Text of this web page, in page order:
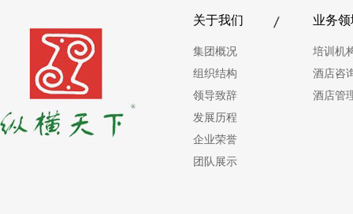
关于我们
集团概况
组织结构
领导致辞
发展历程
企业荣誉
团队展示
业务
培训机
酒店咨
酒店管